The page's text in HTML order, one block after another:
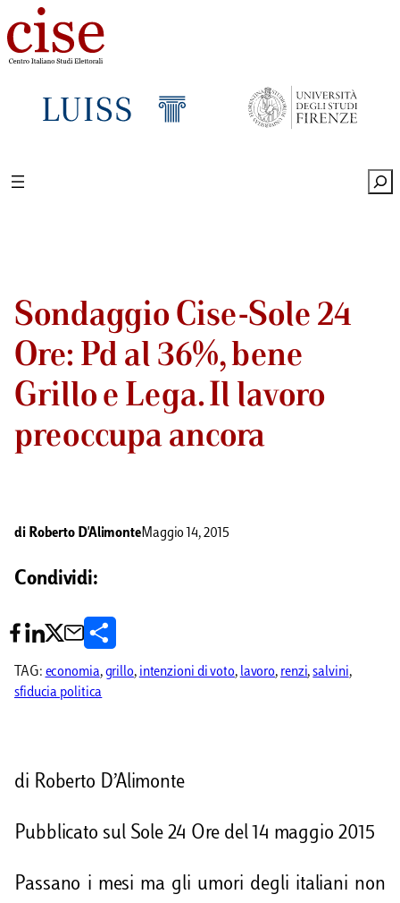
Sondaggio Cise-Sole 24
Ore: Pd al 36%, bene
Grillo e Lega. Il lavoro
preoccupa ancora
di Roberto D'AlimonteMaggio 14, 2015
Condividi:
o
i
i
TAG: economia, grillo, intenzioni di voto, lavoro, renzi, salvini ,
sfiducia politica
di Roberto D’Alimonte
Pubblicato sul Sole 24 Ore del 14 maggio 2015
Passano i mesi ma gli umori degli italiani non